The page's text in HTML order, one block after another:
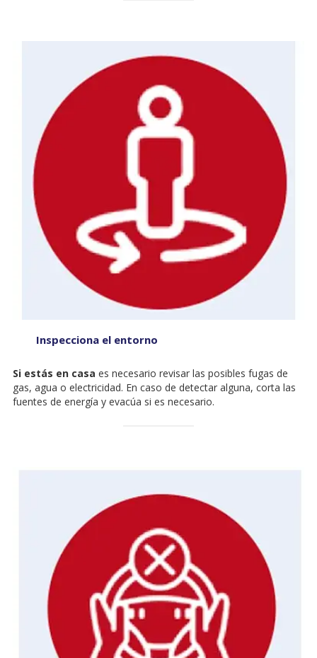
Inspecciona el entorno
Si estás en casa es necesario revisar las posibles fugas de
gas, agua o electricidad. En caso de detectar alguna, corta las
fuentes de energía y evacúa si es necesario.